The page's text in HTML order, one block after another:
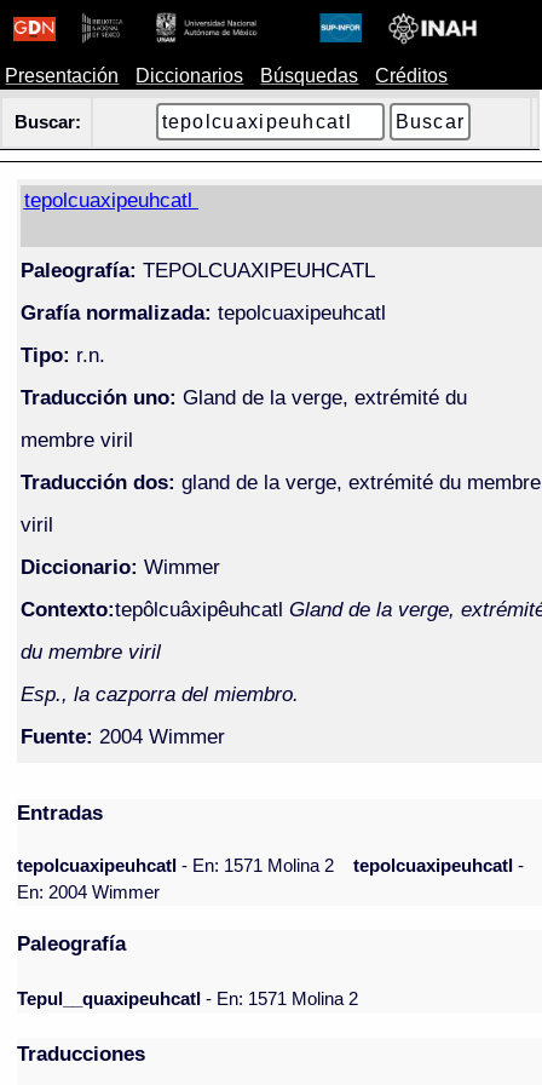
Presentación Diccionarios Búsquedas Créditos
Buscar:
tepolcuaxipeuhcatl
Paleografía: TEPOLCUAXIPEUHCATL
Grafía normalizada: tepolcuaxipeuhcatl
Tipo: r.n.
Traducción uno: Gland de la verge, extrémité du
membre viril
Traducción dos: gland de la verge, extrémité du membre
viril
Diccionario: Wimmer
Contexto:tepôlcuâxipêuhcatl Gland de la verge,
du membre viril
Esp., la cazporra del miembro.
Fuente: 2004 Wimmer
Entradas
tepolcuaxipeuhcatl- En: 1571 Molina 2 tepolcuaxipeuhcatl-
En: 2004 Wimmer
Paleografía
Tepul__quaxipeuhcatl - En: 1571 Molina 2
Traducciones